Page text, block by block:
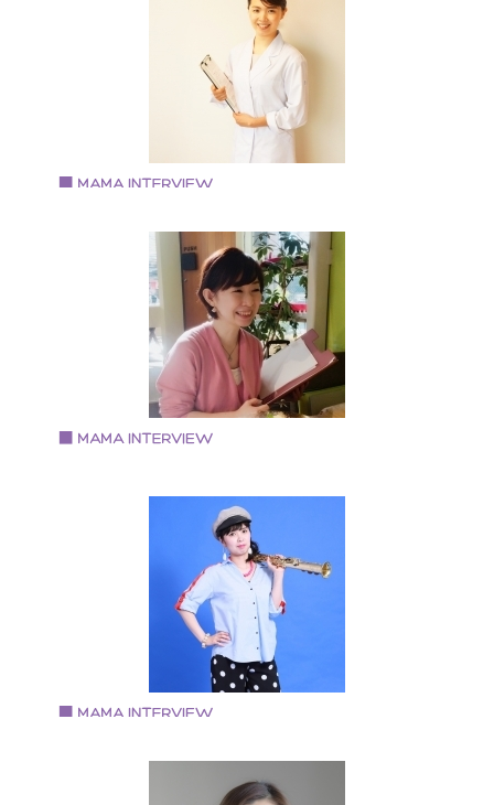
1978年生まれ 2児の母 神奈川県出身、小学校5年生の
時、関西に引っ越し 会社勤めをしながらメイクの世界
出産を機にベビーマッサージと出会う 自宅にてベビー
ッサージ教室と子連れメイクサロンをオープン カルチ
ーセンターや企業への講座も行う 現在、メイクカラー
ナリスト(R)としても活動 http://www.joyful-angels.com/
稲葉 恵さん
管理栄養士 食育教室『いなほ』主宰
神戸学院大学栄養学部を卒業 管理栄養士 調理師 2児
の母 健康診断の個人栄養指導実績あり 栄養コンシェル
ュ(R)二つ星 鶴見緑地広報誌お弁当レシピ連載。 大阪
浪速区の全小学校での食育講師経験あり。 食育教室「
なほ」主宰 い いのちをつなぐ 生きる力をつける食
な なかよく食卓を囲む食育 ほ ほんものの味を知り
感を育む食育
三品 佳代さん
メイクを通して、人生の脚本を描く専門家
1971年生まれ 京都府京都市出身 ・認定メイクセラピ
ト（京都唯一 2019年2月時点） ・対人スキルトレーナ
・舞台女優歴約30年 メイクと心理学が融合されたメイ
セラピー（お化粧療法）と、対人スキル、舞台女優が
う役作りの方法を通して、 「あなたが主役の人生の脚
を描く！」というオリジナルのメソッドをお届けして
ます。
南 由香さん
ママさんミュージシャン